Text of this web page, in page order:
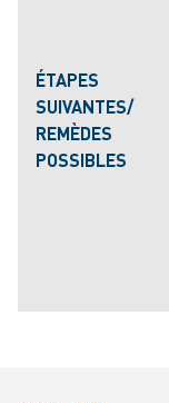
ÉTAPES
SUIVANTES/
REMÈDES
POSSIBLES